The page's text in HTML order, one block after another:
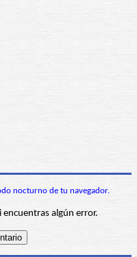
nocturno de tu navegador.
encuentras algún error.